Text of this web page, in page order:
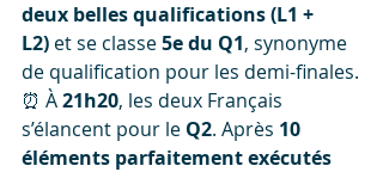
deux belles qualifications (L1 +
L2) et se classe 5e du Q1, synonyme
de qualification pour les demi-finales.
⏰ À 21h20, les deux Français
s’élancent pour le Q2. Après 10
éléments parfaitement exécutés